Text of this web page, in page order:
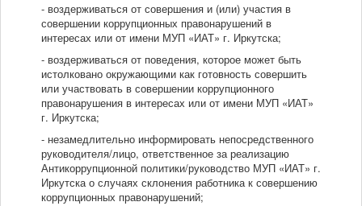
- воздерживаться от совершения и (или) участия в
совершении коррупционных правонарушений в
интересах или от имени МУП «ИАТ» г. Иркутска;
- воздерживаться от поведения, которое может быть
истолковано окружающими как готовность совершить
или участвовать в совершении коррупционного
правонарушения в интересах или от имени МУП «ИАТ»
г. Иркутска;
- незамедлительно информировать непосредственного
руководителя/лицо, ответственное за реализацию
Антикоррупционной политики/руководство МУП «ИАТ» г.
Иркутска о случаях склонения работника к совершению
коррупционных правонарушений;